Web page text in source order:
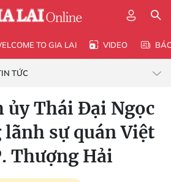
TO GIA LAI VIDEO
TỨC
ủy Thái Đại Ngọc
sự quán Việt
Thượng Hải